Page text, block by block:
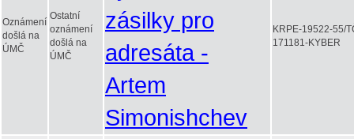
Oznámení
došlá na
ÚMČ
Ostatní
oznámení
došlá na
ÚMČ
zásilky pro
adresáta -
Artem
Simonishchev
KRPE-19522-55/
171181-KYBER